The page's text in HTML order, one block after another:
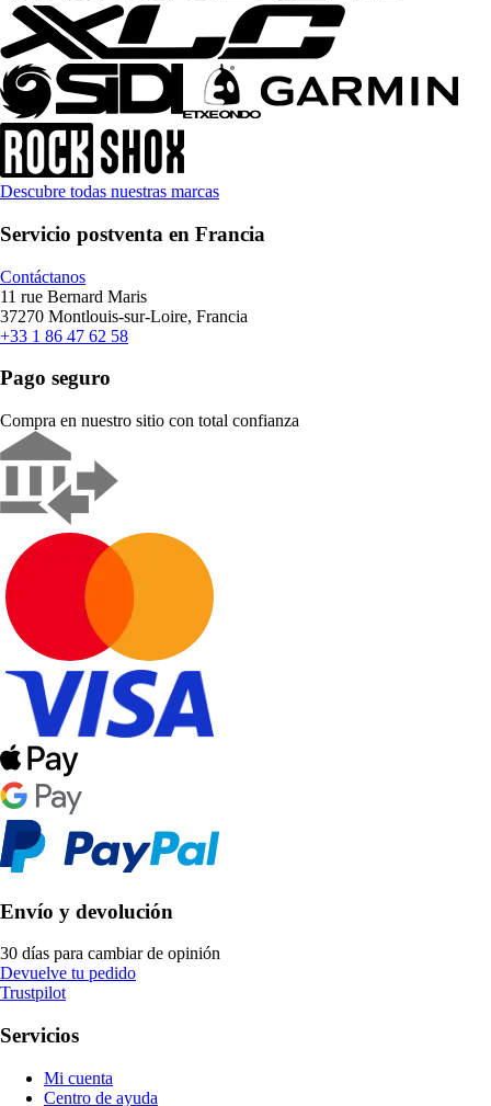
Descubre todas nuestras marcas
Servicio postventa en Francia
Contáctanos
11 rue Bernard Maris
37270 Montlouis-sur-Loire, Francia
+33 1 86 47 62 58
Pago seguro
Compra en nuestro sitio con total confianza
Envío y devolución
30 días para cambiar de opinión
Devuelve tu pedido
Trustpilot
Servicios
Mi cuenta
Centro de ayuda